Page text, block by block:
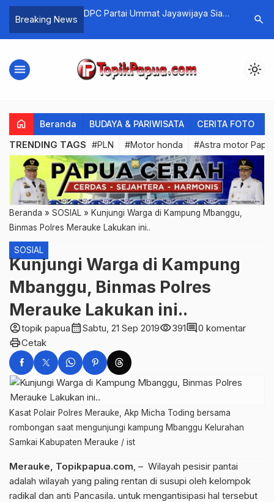
Breaking News
Pelajar di
DPC Partai Ummat Jayawijaya Siap
Teratas
search
menu light_mode
home Beranda BUDAYA & PARIWISATA CERITA FOTO
TRENDING TAGS #PLN #Motor honda #Astra motor
Beranda » SOSIAL » Kunjungi Warga di Kampung Mbanggu,
Binmas Polres Merauke Lakukan ini..
SOSIAL
Kunjungi Warga di Kampung
Mbanggu, Binmas Polres
Merauke Lakukan ini..
account_circletopik papuacalendar_monthSabtu, 21 Sep 2019visibility391comment0 komentar
printCetak
Kasat Polair Polres Merauke, Akp Micha Toding bersama
rombongan saat mengunjungi kampung Mbanggu Kelurahan
Samkai Kabupaten Merauke / ist
Merauke, Topikpapua.com , – Wilayah pesisir pantai
adalah wilayah yang paling rentan di susupi oleh kelompok
radikal dan anti Pancasila. untuk mengantisipasi hal tersebut